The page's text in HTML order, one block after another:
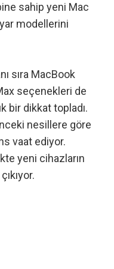
sahip yeni Mac
modellerini
sıra MacBook
seçenekleri de
bir dikkat topladı.
nesillere göre
vaat ediyor.
yeni cihazların